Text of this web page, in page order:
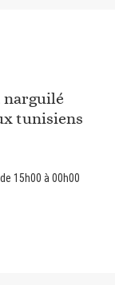
narguilé
tunisiens
15h00 à 00h00